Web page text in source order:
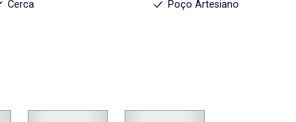
Cerca Poço Artesiano